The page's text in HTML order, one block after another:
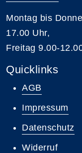
Montag bis
17.00 Uhr,
Freitag 9.00-
Quicklinks
AGB
Impressum
Datenschutz
Widerruf